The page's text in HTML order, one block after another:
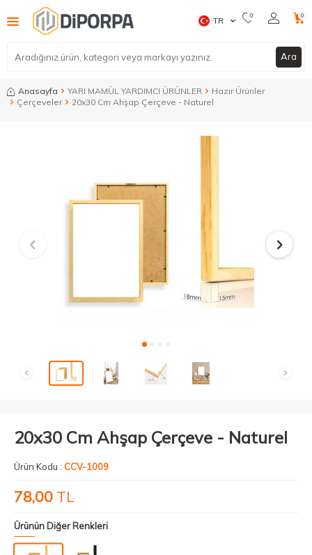
Ara
TR 0 0
Anasayfa YARI MAMÜL YARDIMCI ÜRÜNLER
Hazır Ürünler
Çerçeveler
20x30 Cm Ahşap Çerçeve - Naturel
20x30 Cm Ahşap Çerçeve - Naturel
Ürün Kodu : CCV-1009
78,00 TL
Ürünün Diğer Renkleri